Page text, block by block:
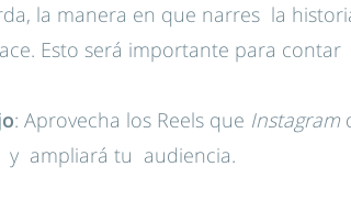
la manera en que narres la
Esto será importante para
: Aprovecha los Reels que Instagram
y ampliará tu audiencia.